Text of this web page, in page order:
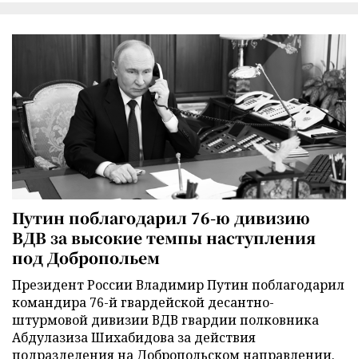
Путин поблагодарил 76-ю дивизию
ВДВ за высокие темпы наступления
под Добропольем
Президент России Владимир Путин поблагодарил
командира 76-й гвардейской десантно-
штурмовой дивизии ВДВ гвардии полковника
Абдулазиза Шихабидова за действия
подразделения на Добропольском направлении.